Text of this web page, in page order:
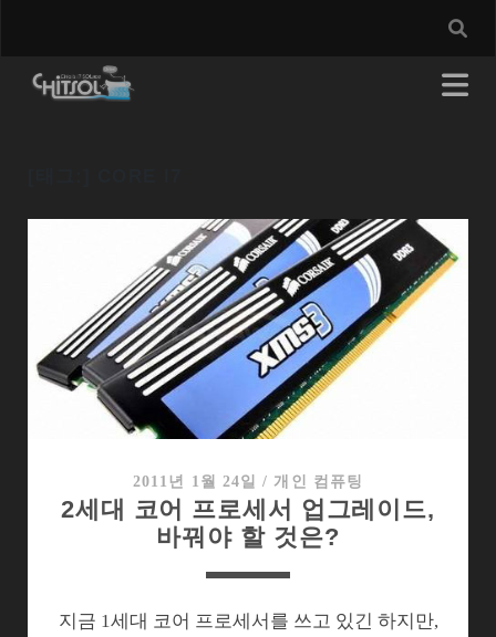
2011년 1월 24일 / 개인 컴퓨팅
2세대 코어 프로세서 업그레이드,
바꿔야 할 것은?
지금 1세대 코어 프로세서를 쓰고 있긴 하지만,